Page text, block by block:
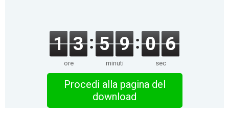
1 3
ore
5 9
minuti
0 6
sec
Procedi alla pagina del
download